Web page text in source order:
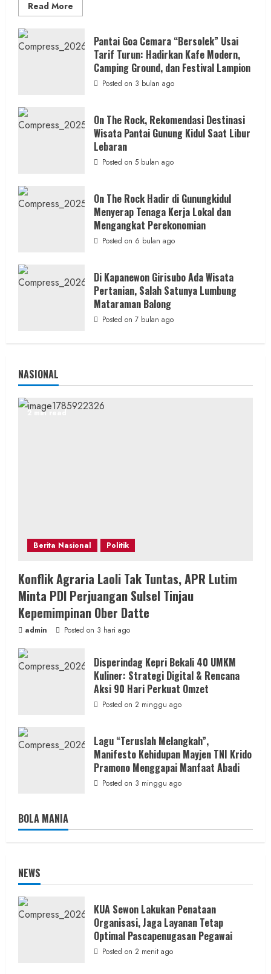
Berita Daerah Berita Peristiwa
Warga Bangunharjo Amankan Pria
Penyembunyi Sabu di Kemasan Kopi
Berita Daerah Berita KUA Semugih, DIY
KUA Pengasih Bersama PKH Edukasi
Warga: Bahaya Judi Online dan Makna
Posted on 12 jam ago
Read More
more
THE
ROCK
Gunungkidul
Hadirkan
Konsep
Wisata
Kekinian
Pantai Goa Cemara “Bersolek” Usai
Tarif Turun: Hadirkan Kafe Modern,
Camping Ground, dan Festival Lampion
Posted on 3 bulan ago
On The Rock, Rekomendasi Destinasi
Wisata Pantai Gunung Kidul Saat Libur
Lebaran
Posted on 5 bulan ago
On The Rock Hadir di Gunungkidul
Menyerap Tenaga Kerja Lokal dan
Mengangkat Perekonomian
Posted on 6 bulan ago
Di Kapanewon Girisubo Ada Wisata
Pertanian, Salah Satunya Lumbung
Mataraman Balong
Posted on 7 bulan ago
NASIONAL
2 min read
Berita Nasional Politik
Konflik Agraria Laoli Tak Tuntas, APR Lutim
Minta PDI Perjuangan Sulsel Tinjau
Kepemimpinan Ober Datte
admin Posted on 3 hari ago
Disperindag Kepri Bekali 40 UMKM
Kuliner: Strategi Digital & Rencana
Aksi 90 Hari Perkuat Omzet
Posted on 2 minggu ago
Lagu “Teruslah Melangkah”,
Manifesto Kehidupan Mayjen TNI Krido
Pramono Menggapai Manfaat Abadi
Posted on 3 minggu ago
BOLA MANIA
NEWS
KUA Sewon Lakukan Penataan
Organisasi, Jaga Layanan Tetap
Optimal Pascapenugasan Pegawai
Posted on 2 menit ago